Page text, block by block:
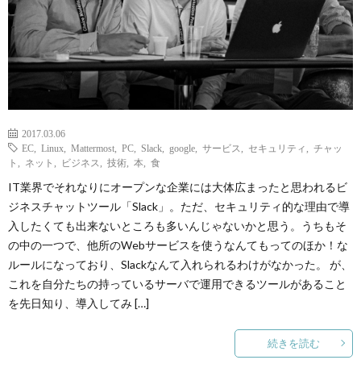
2017.03.06
EC
Linux Mattermost PC Slack google サービス セキュリティ
チャッ
ト
ネット ビジネス 技術 本 食
IT業界でそれなりにオープンな企業には大体広まったと思われるビ
ジネスチャットツール「Slack」。ただ、セキュリティ的な理由で導
入したくても出来ないところも多いんじゃないかと思う。うちもそ
の中の一つで、他所のWebサービスを使うなんてもってのほか！な
ルールになっており、Slackなんて入れられるわけがなかった。 が、
これを自分たちの持っているサーバで運用できるツールがあること
を先日知り、導入してみ […]
続きを読む